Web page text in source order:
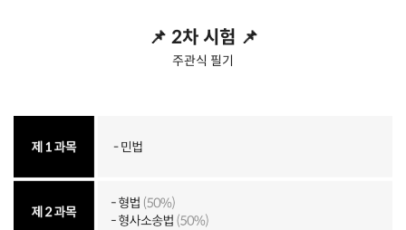
📌 2차 시험 📌
주관식 필기